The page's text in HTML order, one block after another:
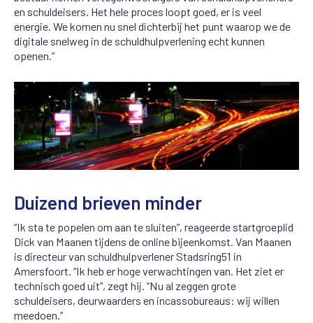
en schuldeisers. Het hele proces loopt goed, er is veel
energie. We komen nu snel dichterbij het punt waarop we de
digitale snelweg in de schuldhulpverlening echt kunnen
openen.”
Duizend brieven minder
“Ik sta te popelen om aan te sluiten”, reageerde startgroeplid
Dick van Maanen tijdens de online bijeenkomst. Van Maanen
is directeur van schuldhulpverlener Stadsring51 in
Amersfoort. “Ik heb er hoge verwachtingen van. Het ziet er
technisch goed uit”, zegt hij. “Nu al zeggen grote
schuldeisers, deurwaarders en incassobureaus: wij willen
meedoen.”